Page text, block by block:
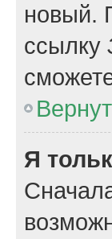
новый.
ссылку
Я